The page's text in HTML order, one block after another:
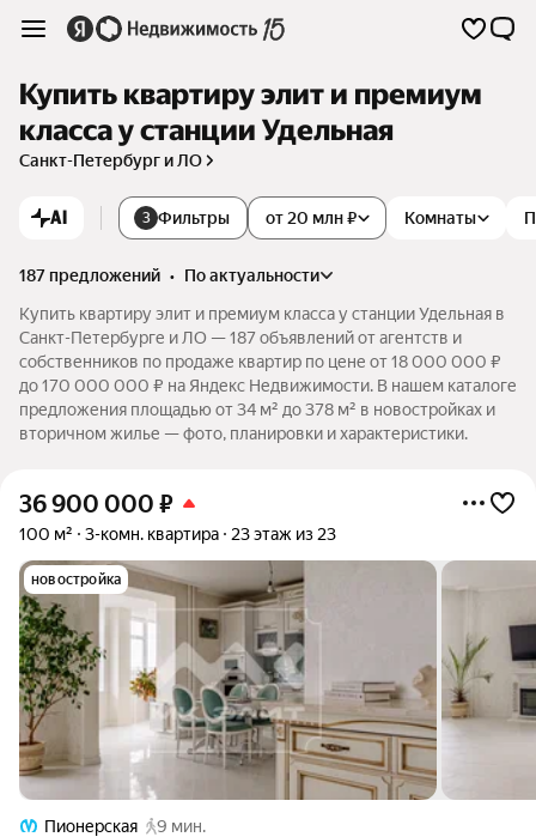
Купить квартиру элит и премиум
класса у станции Удельная
Санкт-Петербург и ЛО
AI 3 Фильтры Комнаты
от 20 млн ₽
187 предложений •
по актуальности
Купить квартиру элит и премиум класса у станции Удельная в
Санкт-Петербурге и ЛО — 187 объявлений от агентств и
собственников по продаже квартир по цене от 18 000 000 ₽
до 170 000 000 ₽ на Яндекс Недвижимости. В нашем каталоге
предложения площадью от 34 м² до 378 м² в новостройках и
вторичном жилье — фото, планировки и характеристики.
36 900 000 ₽
100 м² 3-комн. квартира 23 этаж из 23
новостройка
Пионерская
9 мин.